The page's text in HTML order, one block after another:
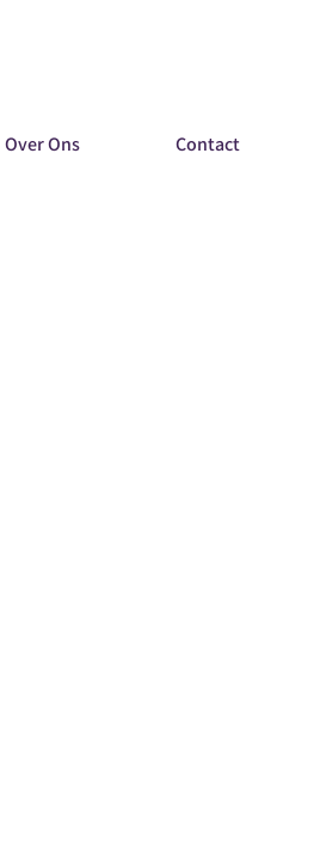
Over Ons Contact